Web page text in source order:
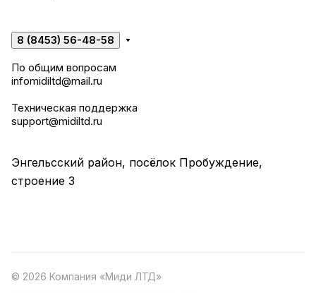
8 (8453) 56-48-58
По общим вопросам
infomidiltd@mail.ru
Техническая поддержка
support@midiltd.ru
Энгельсский район, посёлок Пробуждение,
строение 3
© 2026 Компания «Миди ЛТД»